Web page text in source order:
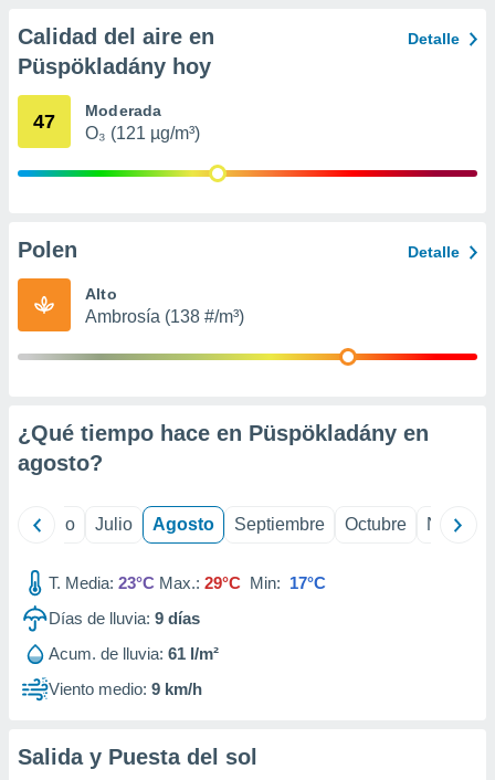
e
mediante
publicidad
de
Calidad del aire en
Püspökladány hoy
Detalle
47 Moderada
O₃ (121 µg/m³)
Polen Detalle
Alto
Ambrosía (138 #/m³)
¿Qué tiempo hace en Püspökladány en
agosto?
Junio Julio Agosto Septiembre Octubre
T. Media: 23°C Max.: 29°C Min: 17°C
Días de lluvia: 9 días
Acum. de lluvia: 61 l/m²
Viento medio: 9 km/h
Salida y Puesta del sol